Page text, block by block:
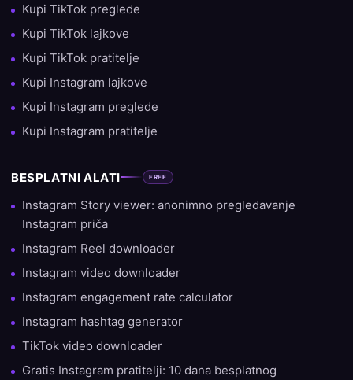
Kupi TikTok preglede
Kupi TikTok lajkove
Kupi TikTok pratitelje
Kupi Instagram lajkove
Kupi Instagram preglede
Kupi Instagram pratitelje
BESPLATNI ALATI FREE
Instagram Story viewer: anonimno pregledavanje
Instagram priča
Instagram Reel downloader
Instagram video downloader
Instagram engagement rate calculator
Instagram hashtag generator
TikTok video downloader
Gratis Instagram pratitelji: 10 dana besplatnog